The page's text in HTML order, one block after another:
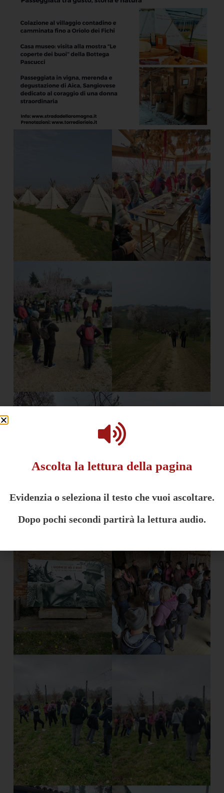
Ascolta la lettura della pagina
Evidenzia o seleziona il testo che vuoi ascoltare.
Dopo pochi secondi partirà la lettura audio.